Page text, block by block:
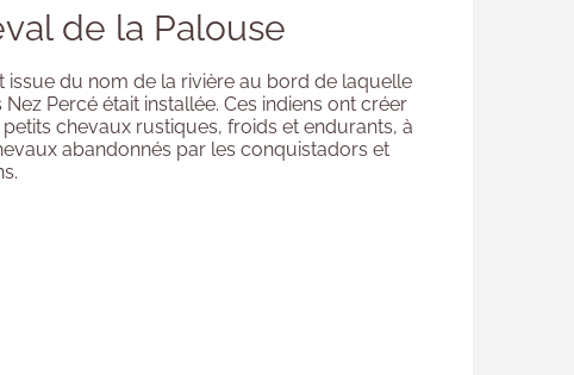
de la Palouse
issue du nom de la rivière au bord de laquelle
Percé était installée. Ces indiens ont créer
chevaux rustiques, froids et endurants, à
abandonnés par les conquistadors et